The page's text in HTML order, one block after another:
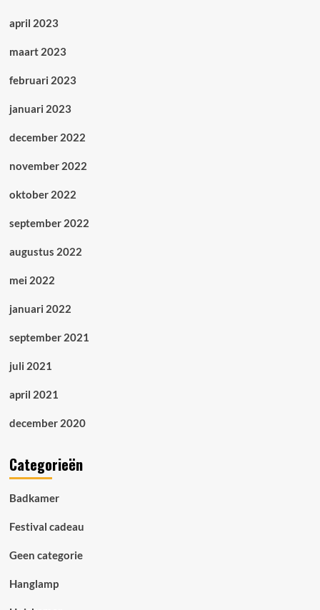
april 2023
maart 2023
februari 2023
januari 2023
december 2022
november 2022
oktober 2022
september 2022
augustus 2022
mei 2022
januari 2022
september 2021
juli 2021
april 2021
december 2020
Categorieën
Badkamer
Festival cadeau
Geen categorie
Hanglamp